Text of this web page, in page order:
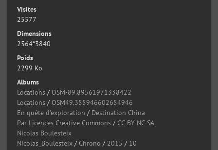
Visites
25577
Dimensions
2564*3840
Poids
2299 Ko
Albums
Locations / OSM-89.89561971338422
Locations / OSM49.355946602654946
En quête d'exploration / Destination China
Par Licences Creative Commons / CC-BY-NC-SA
Nicolas Boulesteix
Nicolas_Boulesteix / Chrono / 2015 / 10